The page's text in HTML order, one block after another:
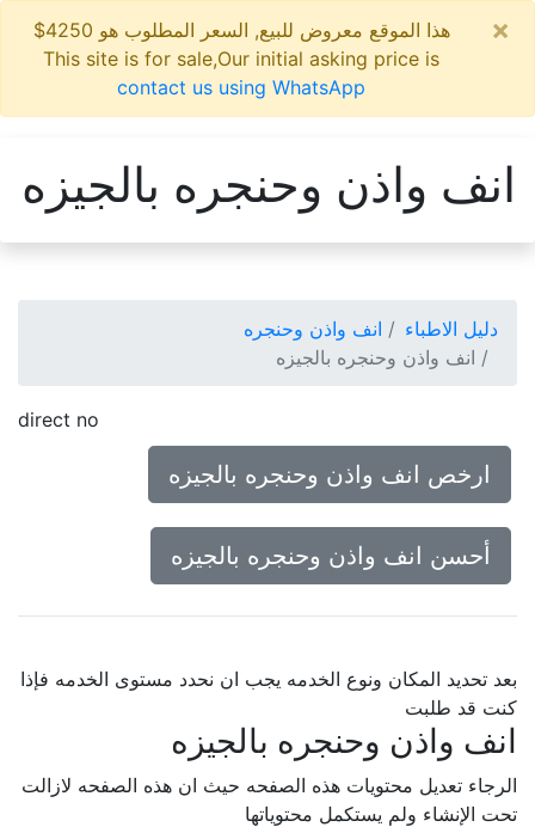
هذا الموقع معروض للبيع, السعر المطلوب هو 4250$
This site is for sale,Our initial asking price is
contact us using WhatsApp
انف واذن وحنجره بالجيزه
دليل الاطباء
انف واذن وحنجره
انف واذن وحنجره بالجيزه
direct no
ارخص انف واذن وحنجره بالجيزه
أحسن انف واذن وحنجره بالجيزه
بعد تحديد المكان ونوع الخدمه يجب ان نحدد مستوى الخدمه فإذا
كنت قد طلبت
انف واذن وحنجره بالجيزه
الرجاء تعديل محتويات هذه الصفحه حيث ان هذه الصفحه لازالت
تحت الإنشاء ولم يستكمل محتوياتها